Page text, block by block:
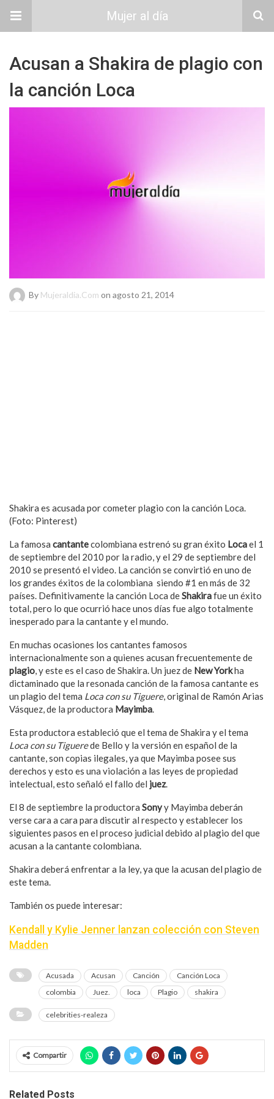
Mujer al día
Acusan a Shakira de plagio con
la canción Loca
By Mujeraldia.com on agosto 21, 2014
Shakira es acusada por cometer plagio con la canción Loca.
(Foto: Pinterest)
La famosa cantantecolombiana estrenó su gran éxito Locael 1
de septiembre del 2010 por la radio, y el 29 de septiembre del
2010 se presentó el video. La canción se convirtió en uno de
los grandes éxitos de la colombiana siendo #1 en más de 32
países. Definitivamente la canción Loca deShakirafue un éxito
total, pero lo que ocurrió hace unos días fue algo totalmente
inesperado para la cantante y el mundo.
En muchas ocasiones los cantantes famosos
internacionalmente son a quienes acusan frecuentemente de
plagio, y este es el caso de Shakira. Un juez de New Yorkha
dictaminado que la resonada canción de la famosa cantante es
un plagio del tema Loca con su Tiguere, original de Ramón Arias
Vásquez, de la productora Mayimba.
Esta productora estableció que el tema de Shakira y el tema
Loca con su Tiguerede Bello y la versión en español de la
cantante, son copias ilegales, ya que Mayimba posee sus
derechos y esto es una violación a las leyes de propiedad
intelectual, esto señaló el fallo del juez.
El 8 de septiembre la productora Sonyy Mayimba deberán
verse cara a cara para discutir al respecto y establecer los
siguientes pasos en el proceso judicial debido al plagio del que
acusan a la cantante colombiana.
Shakira deberá enfrentar a la ley, ya que la acusan del plagio de
este tema.
También os puede interesar:
Kendall y Kylie Jenner lanzan colección con Steven
Madden
Acusada Acusan Canción
Canción Loca
colombia
Juez. loca Plagio shakira
celebrities-realeza
Compartir
Related Posts